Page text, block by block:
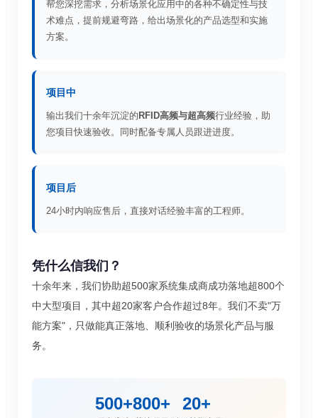
帮您深挖需求，分析场景化应用中的各种不确定性与技
术难点，提前规避弯路，给出场景化的产品选型和实施
方案。
项目中
输出我们十余年沉淀的 RFID高频与超高频行业经验，助
您项目快速验收。同时配备专属人员跟进进度。
项目后
24小时内响应售后，直接对话经验丰富的工程师。
凭什么信我们？
十余年来，我们协助超500家系统集成商成功落地超800个
中大型项目，其中超20家客户合作超过8年。我们不卖"万
能方案"，只做能真正落地、顺利验收的场景化产品与服
务。
500+800+ 20+